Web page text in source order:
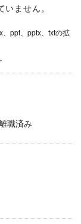
ません。
ppt、pptx、txtの拡
職済み